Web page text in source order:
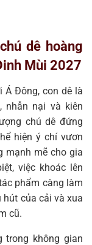
dê hoàng
Mùi 2027
Á Đông, con dê là
nhẫn nại và kiên
chú dê đứng
hiện ý chí vươn
mạnh mẽ cho gia
việc khoác lên
phẩm càng làm
hút của cải và xua
cũ.
không gian